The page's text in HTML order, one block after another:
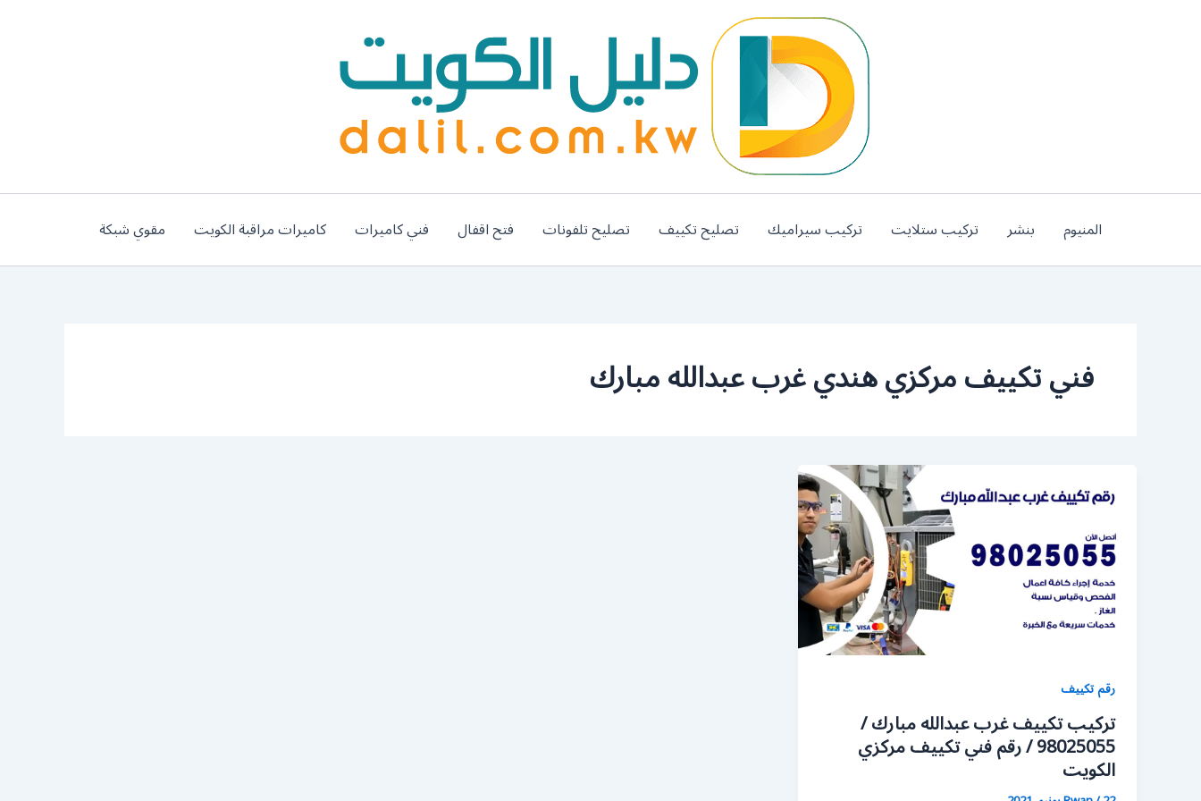
المنيوم بنشر تركيب ستلايت تركيب سيراميك تصليح تكييف تصليح تلفونات فتح اقفال فني كاميرات كاميرات مراقبة الكويت مقوي شبكة
فني تكييف مركزي هندي غرب عبدالله مبارك
رقم تكييف
تركيب تكييف غرب عبدالله مبارك /
98025055 / رقم فني تكييف مركزي
الكويت